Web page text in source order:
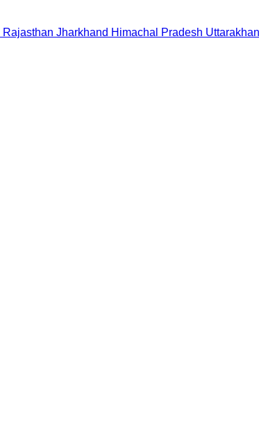
Rajasthan Jharkhand Himachal Pradesh